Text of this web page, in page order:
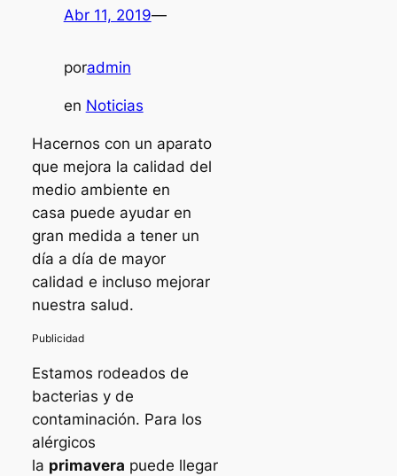
Abr 11, 2019—
poradmin
en Noticias
Hacernos con un aparato
que mejora la calidad del
medio ambiente en
casa puede ayudar en
gran medida a tener un
día a día de mayor
calidad e incluso mejorar
nuestra salud.
Estamos rodeados de
bacterias y de
contaminación. Para los
alérgicos
la primavera puede llegar